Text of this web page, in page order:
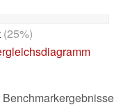
(25%)